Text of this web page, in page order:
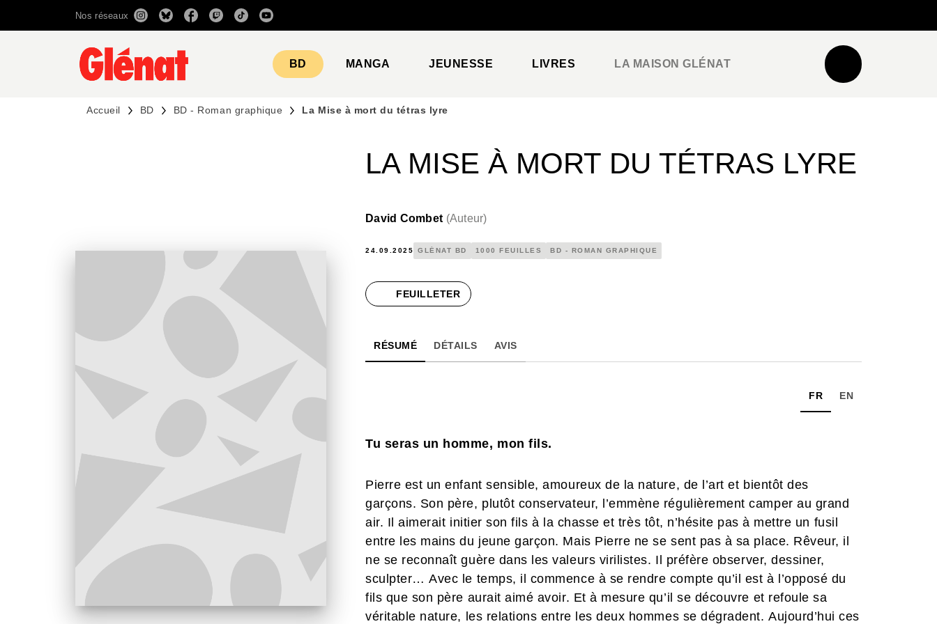
RECHERCHE CONTENU
Nos réseaux
BD MANGA JEUNESSE LIVRES LA MAISON GLÉNAT
Accueil BD BD - Roman graphique La Mise à mort du tétras lyre
LA MISE À MORT DU TÉTRAS LYRE
David Combet (Auteur)
24.09.2025 GLÉNAT BD 1000 FEUILLES BD - ROMAN GRAPHIQUE
FEUILLETER
RÉSUMÉ DÉTAILS AVIS
FR EN
Tu seras un homme, mon fils.
Pierre est un enfant sensible, amoureux de la nature, de l’art et bientôt des
garçons. Son père, plutôt conservateur, l’emmène régulièrement camper au grand
air. Il aimerait initier son fils à la chasse et très tôt, n’hésite pas à mettre un fusil
entre les mains du jeune garçon. Mais Pierre ne se sent pas à sa place. Rêveur, il
ne se reconnaît guère dans les valeurs virilistes. Il préfère observer, dessiner,
sculpter… Avec le temps, il commence à se rendre compte qu’il est à l’opposé du
fils que son père aurait aimé avoir. Et à mesure qu’il se découvre et refoule sa
véritable nature, les relations entre les deux hommes se dégradent. Aujourd’hui ces